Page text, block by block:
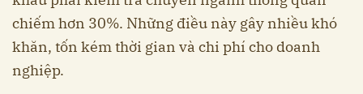
chiếm hơn 30%. Những điều này gây nhiều khó
khăn, tốn kém thời gian và chi phí cho doanh
nghiệp.